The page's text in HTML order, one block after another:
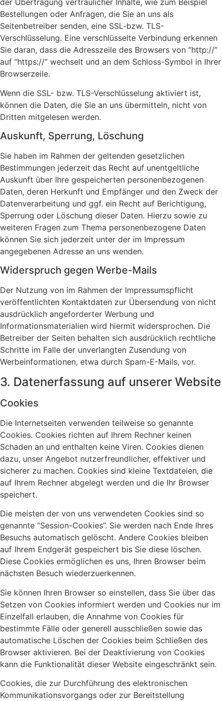
der Übertragung vertraulicher Inhalte, wie zum Beispiel
Bestellungen oder Anfragen, die Sie an uns als
Seitenbetreiber senden, eine SSL-bzw. TLS-
Verschlüsselung. Eine verschlüsselte Verbindung erkennen
Sie daran, dass die Adresszeile des Browsers von “http://”
auf “https://” wechselt und an dem Schloss-Symbol in Ihrer
Browserzeile.
Wenn die SSL- bzw. TLS-Verschlüsselung aktiviert ist,
können die Daten, die Sie an uns übermitteln, nicht von
Dritten mitgelesen werden.
Auskunft, Sperrung, Löschung
Sie haben im Rahmen der geltenden gesetzlichen
Bestimmungen jederzeit das Recht auf unentgeltliche
Auskunft über Ihre gespeicherten personenbezogenen
Daten, deren Herkunft und Empfänger und den Zweck der
Datenverarbeitung und ggf. ein Recht auf Berichtigung,
Sperrung oder Löschung dieser Daten. Hierzu sowie zu
weiteren Fragen zum Thema personenbezogene Daten
können Sie sich jederzeit unter der im Impressum
angegebenen Adresse an uns wenden.
Widerspruch gegen Werbe-Mails
Der Nutzung von im Rahmen der Impressumspflicht
veröffentlichten Kontaktdaten zur Übersendung von nicht
ausdrücklich angeforderter Werbung und
Informationsmaterialien wird hiermit widersprochen. Die
Betreiber der Seiten behalten sich ausdrücklich rechtliche
Schritte im Falle der unverlangten Zusendung von
Werbeinformationen, etwa durch Spam-E-Mails, vor.
3. Datenerfassung auf unserer Website
Cookies
Die Internetseiten verwenden teilweise so genannte
Cookies. Cookies richten auf Ihrem Rechner keinen
Schaden an und enthalten keine Viren. Cookies dienen
dazu, unser Angebot nutzerfreundlicher, effektiver und
sicherer zu machen. Cookies sind kleine Textdateien, die
auf Ihrem Rechner abgelegt werden und die Ihr Browser
speichert.
Die meisten der von uns verwendeten Cookies sind so
genannte “Session-Cookies”. Sie werden nach Ende Ihres
Besuchs automatisch gelöscht. Andere Cookies bleiben
auf Ihrem Endgerät gespeichert bis Sie diese löschen.
Diese Cookies ermöglichen es uns, Ihren Browser beim
nächsten Besuch wiederzuerkennen.
Sie können Ihren Browser so einstellen, dass Sie über das
Setzen von Cookies informiert werden und Cookies nur im
Einzelfall erlauben, die Annahme von Cookies für
bestimmte Fälle oder generell ausschließen sowie das
automatische Löschen der Cookies beim Schließen des
Browser aktivieren. Bei der Deaktivierung von Cookies
kann die Funktionalität dieser Website eingeschränkt sein.
Cookies, die zur Durchführung des elektronischen
Kommunikationsvorgangs oder zur Bereitstellung